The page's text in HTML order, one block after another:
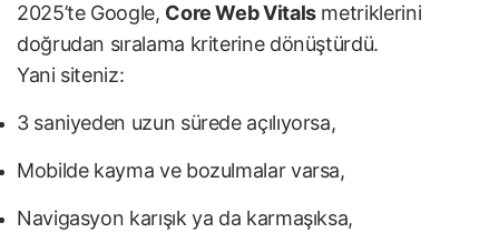
2025’te Google, Core Web Vitalsmetriklerini
doğrudan sıralama kriterine dönüştürdü.
Yani siteniz:
3 saniyeden uzun sürede açılıyorsa,
Mobilde kayma ve bozulmalar varsa,
Navigasyon karışık ya da karmaşıksa,